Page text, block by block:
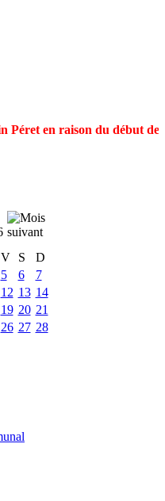
Péret en raison du début
V S
D
5 6
7
12 13 14
19 20 21
26 27 28